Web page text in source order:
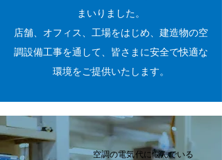
まいりました。
店舗、オフィス、工場をはじめ、建造物の空
調設備工事を通して、皆さまに安全で快適な
環境をご提供いたします。
​空調の電気代に悩んでいる